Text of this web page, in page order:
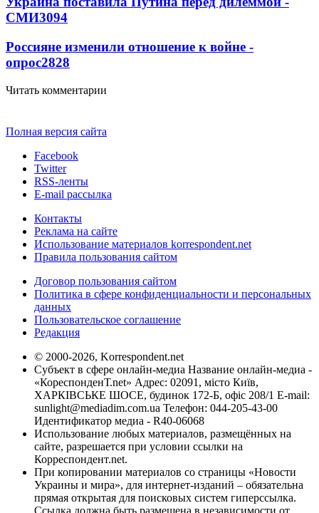
СМИ3094
Россияне изменили отношение к войне -
опрос2828
Читать комментарии
Полная версия сайта
Facebook
Twitter
RSS-ленты
E-mail рассылка
Контакты
Реклама на сайте
Использование материалов korrespondent.net
Правила пользования сайтом
Договор пользования сайтом
Политика в сфере конфиденциальности и персональных
данных
Пользовательское соглашение
Редакция
© 2000-2026, Korrespondent.net
Субъект в сфере онлайн-медиа Название онлайн-медиа -
«КореспонденТ.net» Адрес: 02091, місто Київ,
ХАРКІВСЬКЕ ШОСЕ, будинок 172-Б, офіс 208/1 E-mail:
sunlight@mediadim.com.ua Телефон: 044-205-43-00
Идентификатор медиа - R40-06068
Использование любых материалов, размещённых на
сайте, разрешается при условии ссылки на
Корреспондент.net.
При копировании материалов со страницы «Новости
Украины и мира», для интернет-изданий – обязательна
прямая открытая для поисковых систем гиперссылка.
Ссылка должна быть размещена в независимости от